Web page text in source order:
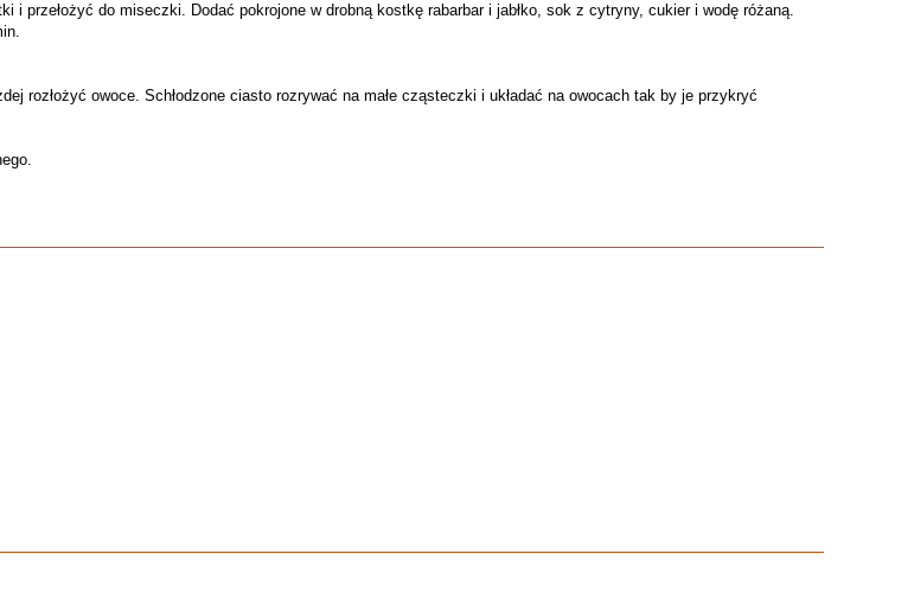
i przełożyć do miseczki. Dodać pokrojone w drobną kostkę rabarbar i jabłko, sok z cytryny, cukier i wodę różaną.
rozłożyć owoce. Schłodzone ciasto rozrywać na małe cząsteczki i układać na owocach tak by je przykryć